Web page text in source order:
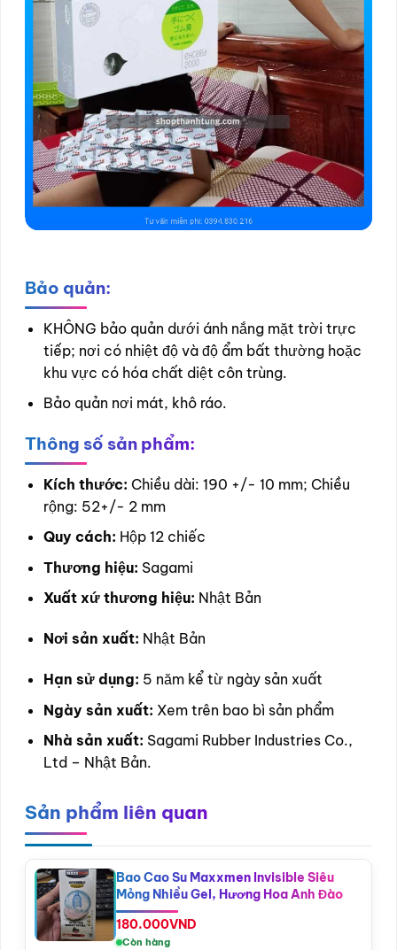
Bảo quản:
KHÔNG bảo quản dưới ánh nắng mặt trời trực
tiếp; nơi có nhiệt độ và độ ẩm bất thường hoặc
khu vực có hóa chất diệt côn trùng.
Bảo quản nơi mát, khô ráo.
Thông số sản phẩm:
Kích thước: Chiều dài: 190 +/- 10 mm; Chiều
rộng: 52+/- 2 mm
Quy cách: Hộp 12 chiếc
Thương hiệu: Sagami
Xuất xứ thương hiệu: Nhật Bản
Nơi sản xuất: Nhật Bản
Hạn sử dụng: 5 năm kể từ ngày sản xuất
Ngày sản xuất: Xem trên bao bì sản phẩm
Nhà sản xuất: Sagami Rubber Industries Co.,
Ltd – Nhật Bản.
Sản phẩm liên quan
Bao Cao Su Maxxmen Invisible Siêu
Mỏng Nhiều Gel, Hương Hoa Anh Đào
180.000VND
Còn hàng